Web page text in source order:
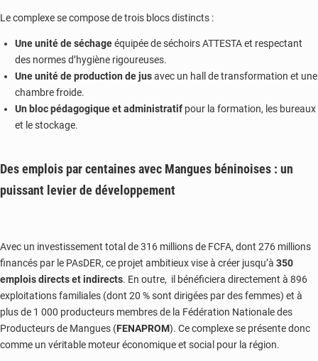
Le complexe se compose de trois blocs distincts :
Une unité de séchageéquipée de séchoirs ATTESTA et respectant
des normes d’hygiène rigoureuses.
Une unité de production de jusavec un hall de transformation et une
chambre froide.
Un bloc pédagogique et administratif pour la formation, les bureaux
et le stockage.
Des emplois par centaines avec Mangues béninoises : un
puissant levier de développement
Avec un investissement total de 316 millions de FCFA, dont 276 millions
financés par le PAsDER, ce projet ambitieux vise à créer jusqu’à 350
emplois directs et indirects. En outre, il bénéficiera directement à 896
exploitations familiales (dont 20 % sont dirigées par des femmes) et à
plus de 1 000 producteurs membres de la Fédération Nationale des
Producteurs de Mangues (FENAPROM). Ce complexe se présente donc
comme un véritable moteur économique et social pour la région.